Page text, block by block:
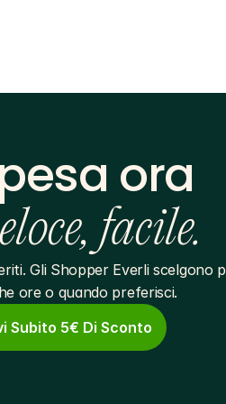
ora
facile.
Gli Shopper Everli scelgono
ore o quando preferisci.
Subito 5€ Di Sconto